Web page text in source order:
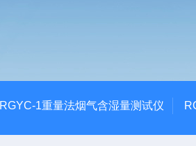
RGYC-1重量法烟气含湿量测试仪